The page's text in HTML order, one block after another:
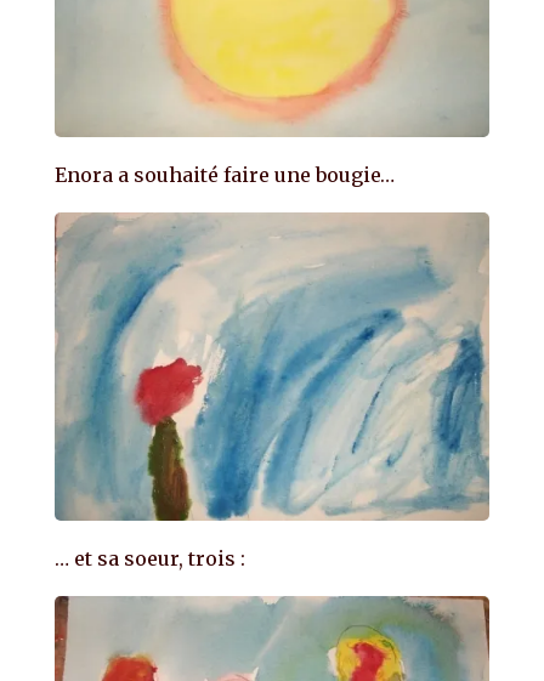
Enora a souhaité faire une bougie…
… et sa soeur, trois :